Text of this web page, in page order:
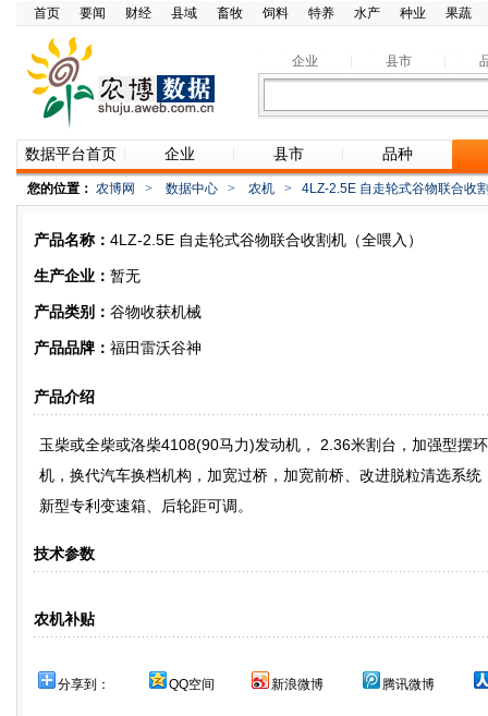
首页 要闻 财经 县域 畜牧 饲料 特养 水产 种业 果蔬
企业 县市
数据平台首页 企业 县市 品种
您的位置： 农博网 > 数据中心 > 农机 > 4LZ-2.5E 自走轮式谷物联合收
产品名称： 4LZ-2.5E 自走轮式谷物联合收割机（全喂入）
生产企业： 暂无
产品类别： 谷物收获机械
产品品牌： 福田雷沃谷神
产品介绍
玉柴或全柴或洛柴4108(90马力)发动机， 2.36米割台，加强型摆
机，换代汽车换档机构，加宽过桥，加宽前桥、改进脱粒清选系
新型专利变速箱、后轮距可调。
技术参数
农机补贴
分享到： QQ空间 新浪微博 腾讯微博